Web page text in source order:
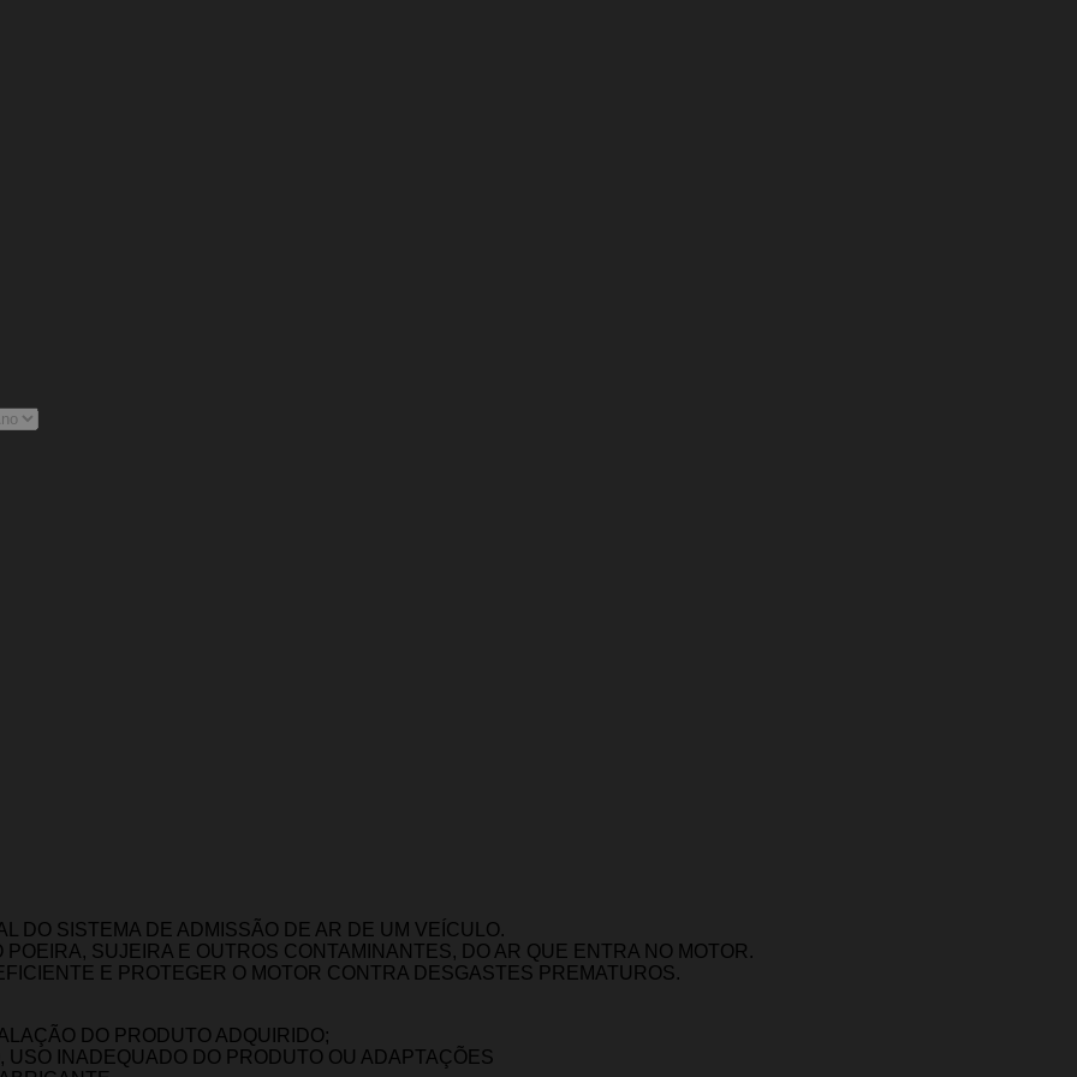
DO SISTEMA DE ADMISSÃO DE AR DE UM VEÍCULO.
SUJEIRA E OUTROS CONTAMINANTES, DO AR QUE ENTRA NO MOTOR.
E PROTEGER O MOTOR CONTRA DESGASTES PREMATUROS.
DO PRODUTO ADQUIRIDO;
INADEQUADO DO PRODUTO OU ADAPTAÇÕES